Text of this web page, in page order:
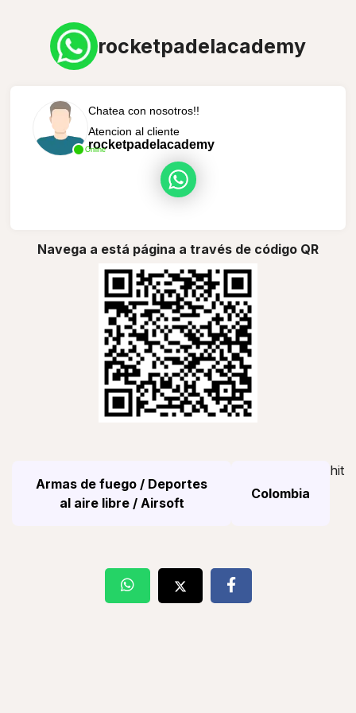
rocketpadelacademy
Online
Chatea con nosotros!!
Atencion al cliente
rocketpadelacademy
Navega a está página a través de código QR
Armas de fuego / Deportes
al aire libre / Airsoft
Colombia
hit